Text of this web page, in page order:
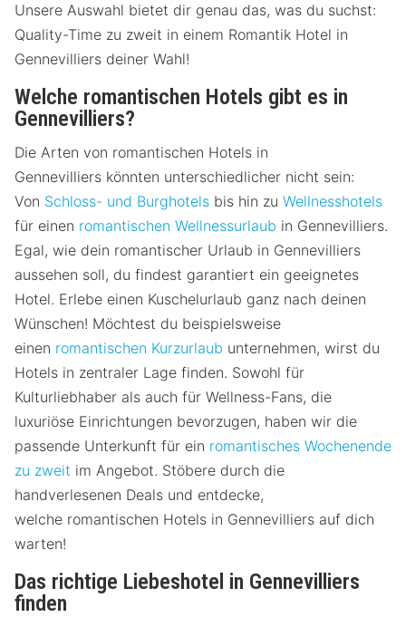
Unsere Auswahl bietet dir genau das, was du suchst:
Quality-Time zu zweit in einem Romantik Hotel in
Gennevilliers deiner Wahl!
Welche romantischen Hotels gibt es in
Gennevilliers?
Die Arten von romantischen Hotels in
Gennevilliers könnten unterschiedlicher nicht sein:
Von Schloss- und Burghotels bis hin zu Wellnesshotels
für einen romantischen Wellnessurlaub in Gennevilliers.
Egal, wie dein romantischer Urlaub in Gennevilliers
aussehen soll, du findest garantiert ein geeignetes
Hotel. Erlebe einen Kuschelurlaub ganz nach deinen
Wünschen! Möchtest du beispielsweise
einen romantischen Kurzurlaub unternehmen, wirst du
Hotels in zentraler Lage finden. Sowohl für
Kulturliebhaber als auch für Wellness-Fans, die
luxuriöse Einrichtungen bevorzugen, haben wir die
passende Unterkunft für ein romantisches Wochenende
zu zweit im Angebot. Stöbere durch die
handverlesenen Deals und entdecke,
welche romantischen Hotels in Gennevilliers auf dich
warten!
Das richtige Liebeshotel in Gennevilliers
finden